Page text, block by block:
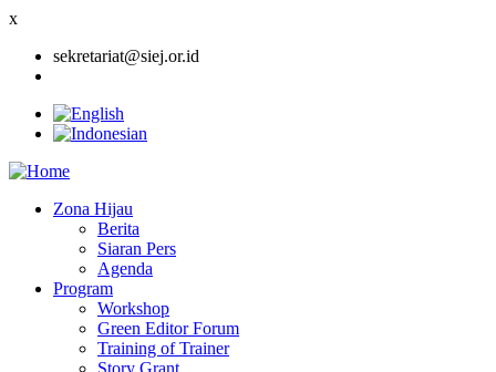
x
sekretariat@siej.or.id
navigation
Zona Hijau
Berita
Siaran Pers
Agenda
Program
Workshop
Green Editor Forum
Training of Trainer
Story Grant